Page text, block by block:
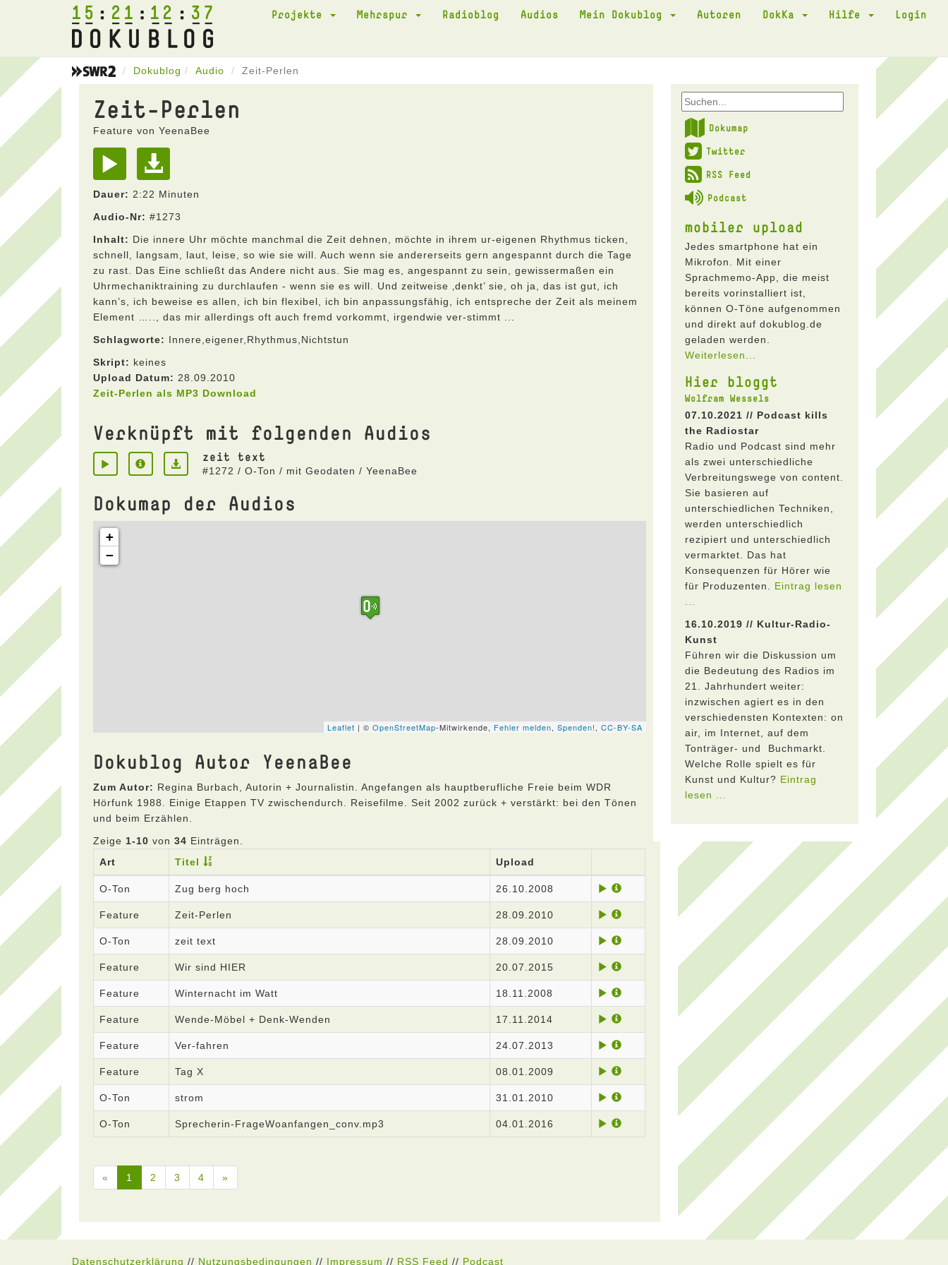
15 21 12 37 Projekte Mehrspur Radioblog Audios Mein Dokublog Autoren DokKa Hilfe Login
Dokublog Audio Zeit-Perlen
Zeit-Perlen
Feature von YeenaBee
Dauer: 2:22 Minuten
Audio-Nr: #1273
Inhalt: Die innere Uhr möchte manchmal die Zeit dehnen, möchte in ihrem ur-eigenen Rhythmus ticken,
schnell, langsam, laut, leise, so wie sie will. Auch wenn sie andererseits gern angespannt durch die Tage
zu rast. Das Eine schließt das Andere nicht aus. Sie mag es, angespannt zu sein, gewissermaßen ein
Uhrmechaniktraining zu durchlaufen - wenn sie es will. Und zeitweise ‚denkt’ sie, oh ja, das ist gut, ich
kann’s, ich beweise es allen, ich bin flexibel, ich bin anpassungsfähig, ich entspreche der Zeit als meinem
Element ….., das mir allerdings oft auch fremd vorkommt, irgendwie ver-stimmt ...
Schlagworte: Innere,eigener,Rhythmus,Nichtstun
Skript: keines
Upload Datum: 28.09.2010
Zeit-Perlen als MP3 Download
Verknüpft mit folgenden Audios
zeit text
#1272 / O-Ton / mit Geodaten / YeenaBee
Dokumap der Audios
Dokublog Autor YeenaBee
Zum Autor: Regina Burbach, Autorin + Journalistin. Angefangen als hauptberufliche Freie beim WDR
Hörfunk 1988. Einige Etappen TV zwischendurch. Reisefilme. Seit 2002 zurück + verstärkt: bei den Tönen
und beim Erzählen.
Zeige 1-10 von 34 Einträgen.
Art
Titel Upload
O-Ton Zug berg hoch 26.10.2008
Feature Zeit-Perlen 28.09.2010
O-Ton zeit text 28.09.2010
Feature Wir sind HIER 20.07.2015
Feature Winternacht im Watt 18.11.2008
Feature Wende-Möbel + Denk-Wenden 17.11.2014
Feature Ver-fahren 24.07.2013
Feature Tag X 08.01.2009
O-Ton strom 31.01.2010
O-Ton Sprecherin-FrageWoanfangen_conv.mp3 04.01.2016
« 1 2 3 4 »
Dokumap
Twitter
RSS Feed
Podcast
mobiler upload
Jedes smartphone hat ein
Mikrofon. Mit einer
Sprachmemo-App, die meist
bereits vorinstalliert ist,
können O-Töne aufgenommen
und direkt auf dokublog.de
geladen werden.
Weiterlesen...
Hier bloggt
Wolfram Wessels
07.10.2021 // Podcast kills
the Radiostar
Radio und Podcast sind mehr
als zwei unterschiedliche
Verbreitungswege von content.
Sie basieren auf
unterschiedlichen Techniken,
werden unterschiedlich
rezipiert und unterschiedlich
vermarktet. Das hat
Konsequenzen für Hörer wie
für Produzenten. Eintrag lesen
16.10.2019 // Kultur-Radio-
Kunst
Führen wir die Diskussion um
die Bedeutung des Radios im
21. Jahrhundert weiter:
inzwischen agiert es in den
verschiedensten Kontexten: on
air, im Internet, auf dem
Tonträger- und Buchmarkt.
Welche Rolle spielt es für
Kunst und Kultur? Eintrag
lesen ...
Datenschutzerklärung // Nutzungsbedingungen // Impressum // RSS Feed // Podcast